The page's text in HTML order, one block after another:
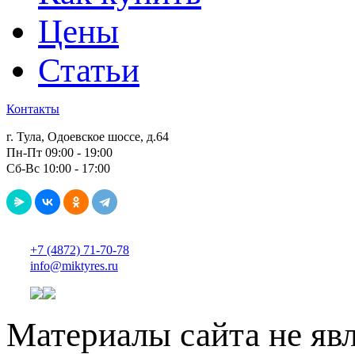
Цены
Статьи
Контакты
г. Тула, Одоевское шоссе, д.64
Пн-Пт 09:00 - 19:00
Сб-Вс 10:00 - 17:00
+7 (4872) 71-70-78
info@miktyres.ru
Материалы сайта не